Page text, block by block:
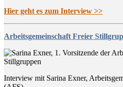
Hier geht es zum Interview >>
Arbeitsgemeinschaft Freier
Interview mit Sarina Exner,